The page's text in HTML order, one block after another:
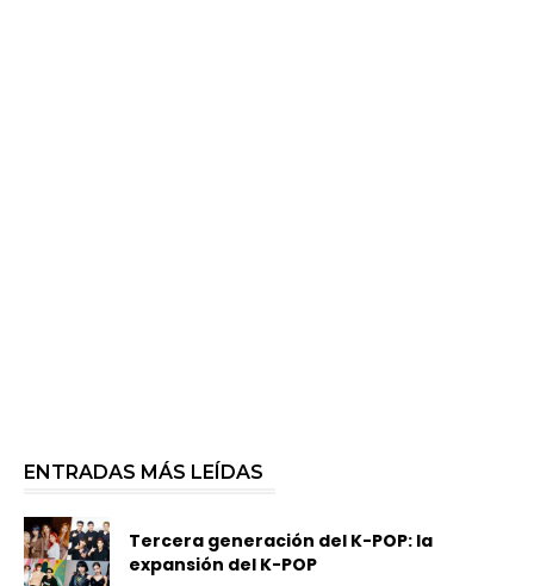
ENTRADAS MÁS LEÍDAS
Tercera generación del K-POP: la
expansión del K-POP